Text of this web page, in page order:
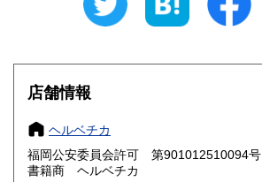
660円 富山県
山梨県
岐阜県
愛知県 三重県
店舗情報
ヘルベチカ
福岡公安委員会許可 第901012510094号
書籍商 ヘルベチカ